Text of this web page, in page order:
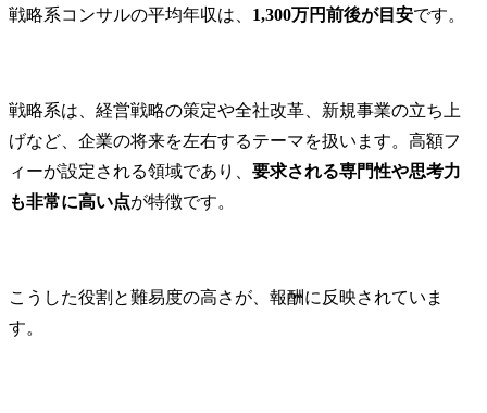
戦略系コンサルの平均年収は、 1,300万円前後が目安です。
戦略系は、経営戦略の策定や全社改革、新規事業の立ち上
げなど、企業の将来を左右するテーマを扱います。高額フ
ィーが設定される領域であり、 要求される専門性や思考力
も非常に高い点が特徴です。
こうした役割と難易度の高さが、報酬に反映されていま
す。